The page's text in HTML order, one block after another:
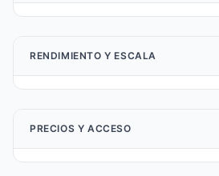
RENDIMIENTO Y ESCALA
PRECIOS Y ACCESO